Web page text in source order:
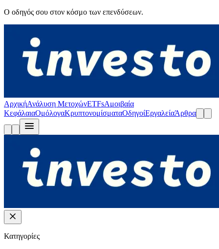
Ο οδηγός σου στον κόσμο των επενδύσεων.
ΑρχικήΑνάλυση ΜετοχώνETFsΑμοιβαία
ΚεφάλαιαΟμόλογαΚρυπτονομίσματαΟδηγοίΕργαλείαΆρθρα
Κατηγορίες